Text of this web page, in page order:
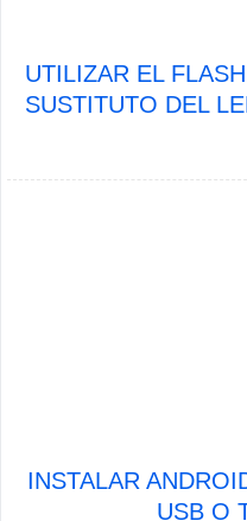
UTILIZAR EL
SUSTITUTO DEL
INSTALAR
USB O